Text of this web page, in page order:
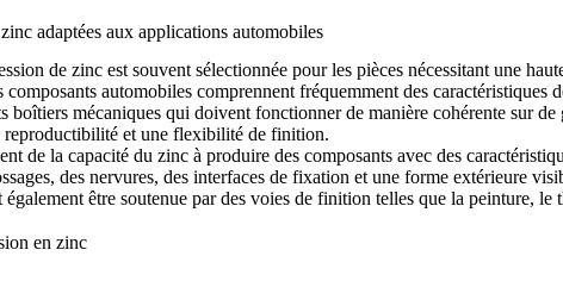
adaptées aux applications automobiles
de zinc est souvent sélectionnée pour les pièces nécessitant une
automobiles comprennent fréquemment des caractéristiques
boîtiers mécaniques qui doivent fonctionner de manière cohérente sur
reproductibilité et une flexibilité de finition.
de la capacité du zinc à produire des composants avec des
des nervures, des interfaces de fixation et une forme extérieure
être soutenue par des voies de finition telles que la peinture, le
en zinc